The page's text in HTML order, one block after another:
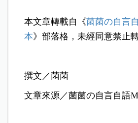
本文章轉載自《菌菌の自言
本》部落格，未經同意禁止轉
撰文／菌菌
文章來源／菌菌の自言自語